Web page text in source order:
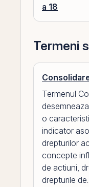
a 18
Termeni
Termenul
o
indicator
drepturilor
concepte
de actiuni,
drepturile